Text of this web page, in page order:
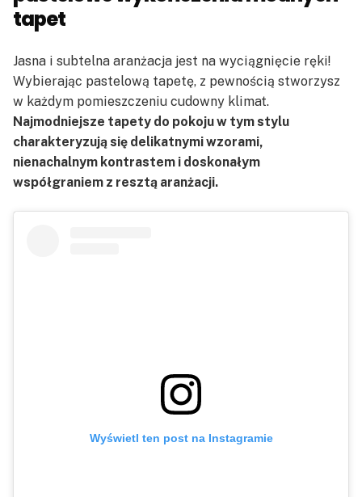
tapet
Jasna i subtelna aranżacja jest na wyciągnięcie ręki!
Wybierając pastelową tapetę, z pewnością stworzysz
w każdym pomieszczeniu cudowny klimat.
Najmodniejsze tapety do pokoju w tym stylu
charakteryzują się delikatnymi wzorami,
nienachalnym kontrastem i doskonałym
współgraniem z resztą aranżacji.
Wyświetl ten post na Instagramie